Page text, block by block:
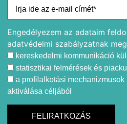
Engedélyezem az adataim
adatvédelmi szabályzatnak
kereskedelmi kommunikáció
statisztikai felmérések és
a profilalkotási mechanizmusok
aktiválása céljából